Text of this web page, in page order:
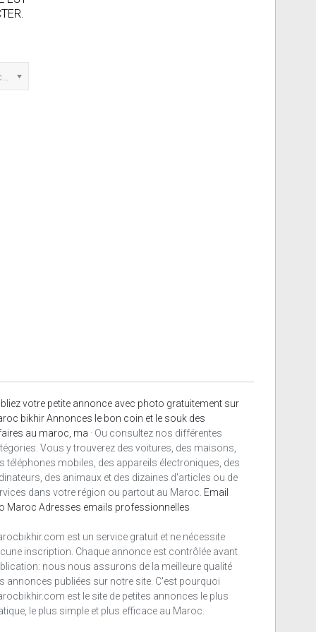
votre petite annonce avec photo gratuitement sur
bikhir Annonces le bon coin et le souk des
au maroc, ma · Ou consultez nos différentes
Vous y trouverez des voitures, des maisons,
téléphones mobiles, des appareils électroniques, des
des animaux et des dizaines d'articles ou de
dans votre région ou partout au Maroc. Email
Maroc Adresses emails professionnelles
est un service gratuit et ne nécessite
inscription. Chaque annonce est contrôlée avant
nous nous assurons de la meilleure qualité
annonces publiées sur notre site. C'est pourquoi
est le site de petites annonces le plus
le plus simple et plus efficace au Maroc.